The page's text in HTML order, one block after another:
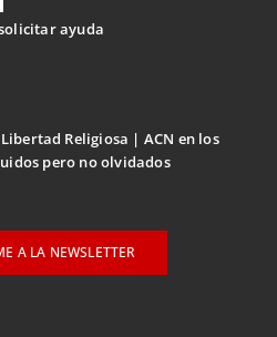
ayuda
Religiosa
ACN en los
pero no olvidados
A LA NEWSLETTER